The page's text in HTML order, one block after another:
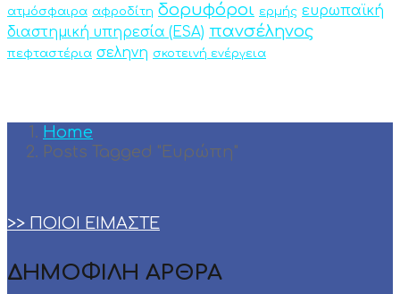
ατμόσφαιρα αφροδίτη δορυφόροι ερμής ευρωπαϊκή
διαστημική υπηρεσία (ESA) πανσέληνος
πεφταστέρια σεληνη σκοτεινή ενέργεια
Home
Posts Tagged "Ευρώπη"
>> ΠΟΙΟΙ ΕΙΜΑΣΤΕ
ΔΗΜΟΦΙΛΗ ΑΡΘΡΑ